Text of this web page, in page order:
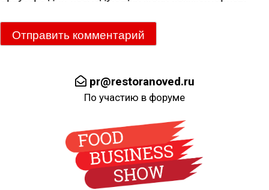
pr@restoranoved.ru
По участию в форуме